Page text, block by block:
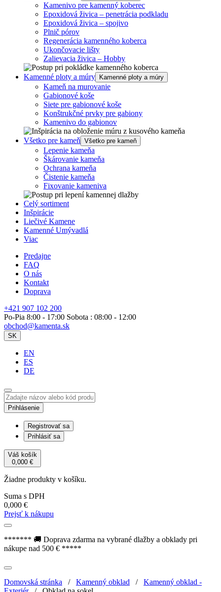
Kamenivo pre kamenný koberec
Epoxidová živica – penetrácia podkladu
Epoxidová živica – spojivo
Plnič pórov
Regenerácia kamenného koberca
Ukončovacie lišty
Zalievacia živica – Hobby
Kamenné ploty a múry Kamenné ploty a múry
Kameň na murovanie
Gabionové koše
Siete pre gabionové koše
Konštrukčné prvky pre gabiony
Kamenivo do gabionov
Všetko pre kameň Všetko pre kameň
Lepenie kameňa
Škárovanie kameňa
Ochrana kameňa
Čistenie kameňa
Fixovanie kameniva
Celý sortiment
Inšpirácie
Liečivé Kamene
Kamenné Umývadlá
Viac
Predajne
FAQ
O nás
Kontakt
Doprava
+421 907 102 200
Po-Pia 8:00 - 17:00 Sobota : 08:00 - 12:00
obchod@kamenta.sk
SK
EN
ES
DE
Prihlásenie
Registrovať sa
Prihlásiť sa
Váš košík
0,000 €
Žiadne produkty v košíku.
Suma s DPH
0,000 €
Prejsť k nákupu
******* 🚚 Doprava zdarma na vybrané dlažby a obklady pri
nákupe nad 500 € *****
Domovská stránka / Kamenný obklad / Kamenný obklad -